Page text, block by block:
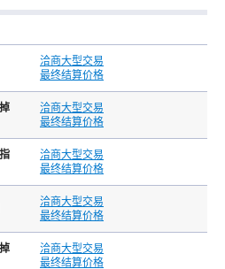
午 7.10 - 晚上 8.00
: 在 T 时段结束后, 交易者还有 30 分钟的宽限时
注册T 时段的交易
氏新加坡燃油 180cst 指数于合约月份的最后公
。最后公布日是当月的最后新加坡工作日。
洽商大型交易
最终结算价格
洽商大型交易
最终结算价格
洽商大型交易
最终结算价格
洽商大型交易
最终结算价格
洽商大型交易
最终结算价格